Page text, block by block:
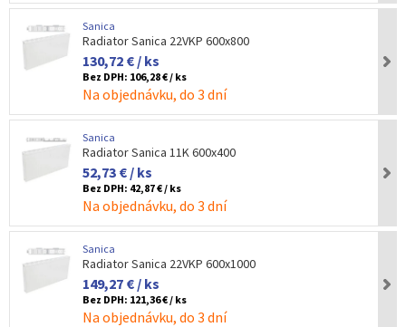
Sanica
Radiator Sanica 22VKP 600x800
130,72 € / ks
Bez DPH: 106,28 € / ks
Na objednávku, do 3 dní
Sanica
Radiator Sanica 11K 600x400
52,73 € / ks
Bez DPH: 42,87 € / ks
Na objednávku, do 3 dní
Sanica
Radiator Sanica 22VKP 600x1000
149,27 € / ks
Bez DPH: 121,36 € / ks
Na objednávku, do 3 dní